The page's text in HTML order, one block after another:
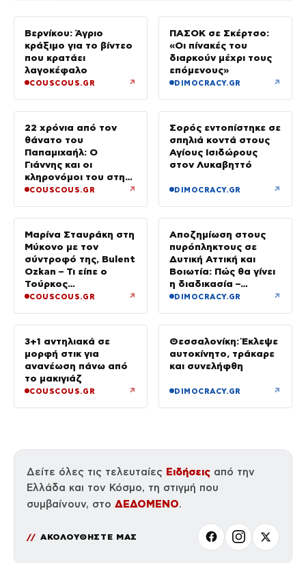
Βερνίκου: Άγριο
κράξιμο για το βίντεο
που κρατάει
λαγοκέφαλο
COUSCOUS.GR ↗
ΠΑΣΟΚ σε Σκέρτσο:
«Οι πίνακές του
διαρκούν μέχρι τους
επόμενους»
DIMOCRACY.GR ↗
22 χρόνια από τον
θάνατο του
Παπαμιχαήλ: Ο
Γιάννης και οι
κληρονόμοι του στη
διαθήκη
COUSCOUS.GR ↗
Σορός εντοπίστηκε σε
σπηλιά κοντά στους
Αγίους Ισιδώρους
στον Λυκαβηττό
DIMOCRACY.GR ↗
Μαρίνα Σταυράκη στη
Μύκονο με τον
σύντροφό της, Bulent
Ozkan – Τι είπε ο
Τούρκος
επιχειρηματίας στην
COUSCOUS.GR ↗
Αποζημίωση στους
πυρόπληκτους σε
Δυτική Αττική και
Βοιωτία: Πώς θα γίνει
η διαδικασία –
Ξεκινούν τη Δευτέρα
DIMOCRACY.GR ↗
3+1 αντηλιακά σε
μορφή στικ για
ανανέωση πάνω από
το μακιγιάζ
COUSCOUS.GR ↗
Θεσσαλονίκη: Έκλεψε
αυτοκίνητο, τράκαρε
και συνελήφθη
DIMOCRACY.GR ↗
Δείτε όλες τις τελευταίες Ειδήσεις από την
Ελλάδα και τον Κόσμο, τη στιγμή που
συμβαίνουν, στο ΔΕΔΟΜΕΝΟ.
ΑΚΟΛΟΥΘΗΣΤΕ ΜΑΣ